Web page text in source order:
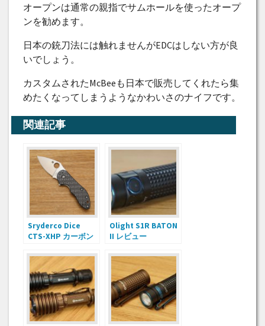
オープンは通常の親指でサムホールを使ったオープ
ンを勧めます。
日本の銃刀法には触れませんがEDCはしない方が良
いでしょう。
カスタムされたMcBeeも日本で販売してくれたら集
めたくなってしまうようなかわいさのナイフです。
関連記事
Sryderco Dice
CTS-XHP カーボン
ー レビュー
Olight S1R BATON
II レビュー